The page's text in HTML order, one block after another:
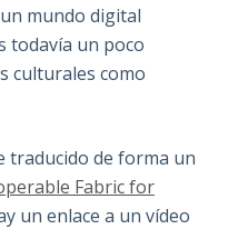
mundo digital
todavía un poco
culturales como
traducido de forma un
Fabric for
un enlace a un vídeo